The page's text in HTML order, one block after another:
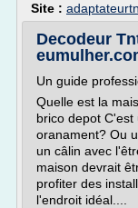
Site :
Decodeur
Un guide
Quelle est la
brico depot
oranament? Ou
un câlin avec
maison devrait
profiter des
l'endroit idéal....